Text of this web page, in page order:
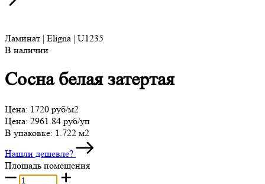
Ламинат | Eligna | U1235
В наличии
Сосна белая затертая
Цена: 1720 руб/м2
Цена: 2961.84 руб/уп
В упаковке: 1.722 м2
Нашли дешевле?
Площадь помещения